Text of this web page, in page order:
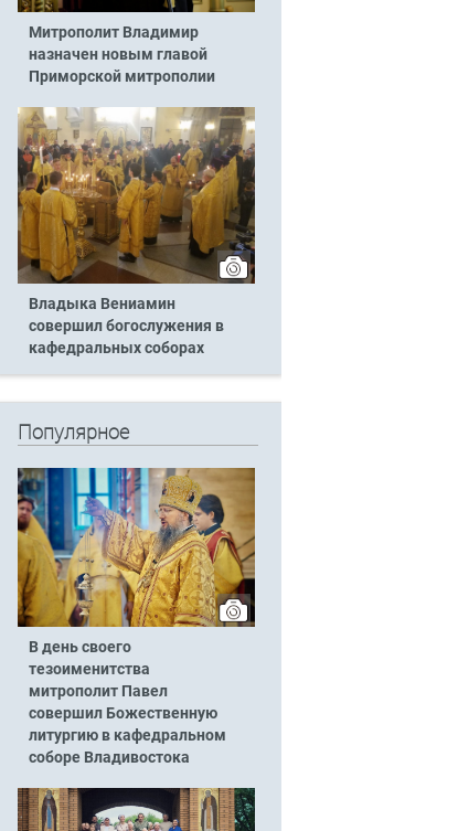
Митрополит Владимир
назначен новым главой
Приморской митрополии
Владыка Вениамин
совершил богослужения в
кафедральных соборах
Популярное
В день своего
тезоименитства
митрополит Павел
совершил Божественную
литургию в кафедральном
соборе Владивостока